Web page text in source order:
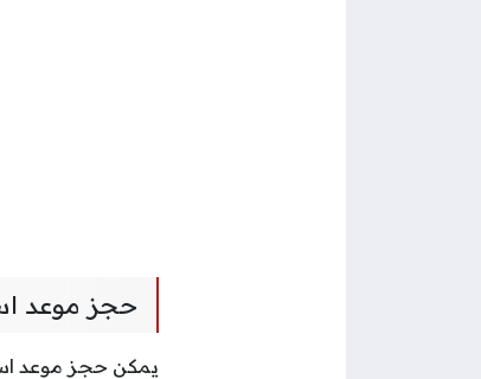
حجز موعد
يمكن حجز موعد